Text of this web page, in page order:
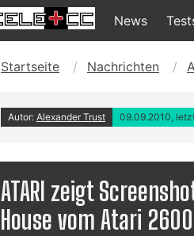
News
Startseite Nachrichten
Autor: Alexander Trust 09.09.2010,
ATARI zeigt
House vom Atari 2600